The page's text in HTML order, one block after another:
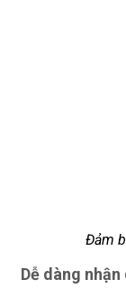
Đảm
Dễ dàng